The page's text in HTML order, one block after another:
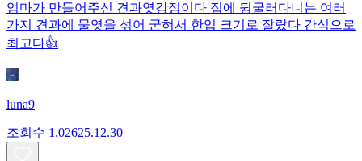
엄마가 만들어주신 견과엿강정이다 집에 뒹굴러다니는 여러
가지 견과에 물엿을 섞어 굳혀서 한입 크기로 잘랐다 간식으로
최고다👍
luna9
조회수 1,02625.12.30